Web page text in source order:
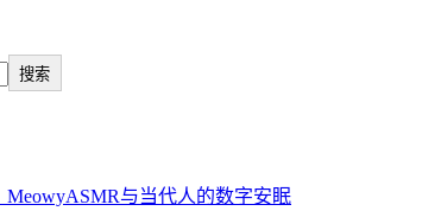
搜索
与当代人的数字安眠